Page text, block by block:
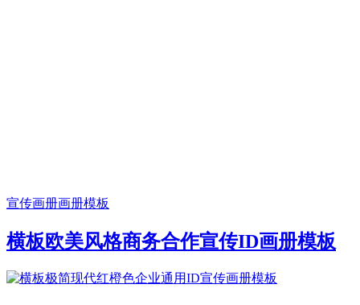
宣传画册画册模板
横板欧美风格商务合作宣传ID画册模板